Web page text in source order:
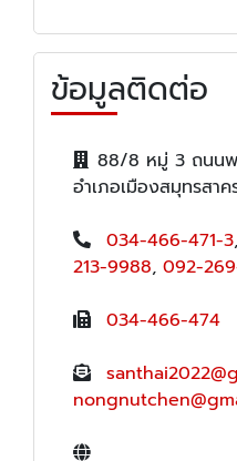
ข้อมูลติดต่อ
88/8 หมู่ 3 ถนนพ
อำเภอเมืองสมุทรสา
034-466-471-3,
213-9988, 092-
034-466-474